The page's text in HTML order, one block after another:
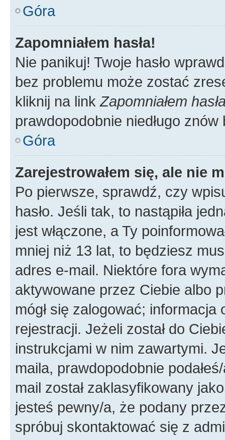
Góra
Zapomniałem hasła!
Nie panikuj! Twoje hasło
bez problemu może zostać
kliknij na link Zapomniałem
prawdopodobnie niedługo
Góra
Zarejestrowałem się, ale nie
Po pierwsze, sprawdź, czy
hasło. Jeśli tak, to nastąpiła
jest włączone, a Ty
mniej niż 13 lat, to będziesz
adres e-mail. Niektóre fora
aktywowane przez Ciebie albo
mógł się zalogować;
rejestracji. Jeżeli został do
instrukcjami w nim zawartymi.
maila, prawdopodobnie
mail został zaklasyfikowany
jesteś pewny/a, że podany
spróbuj skontaktować się z